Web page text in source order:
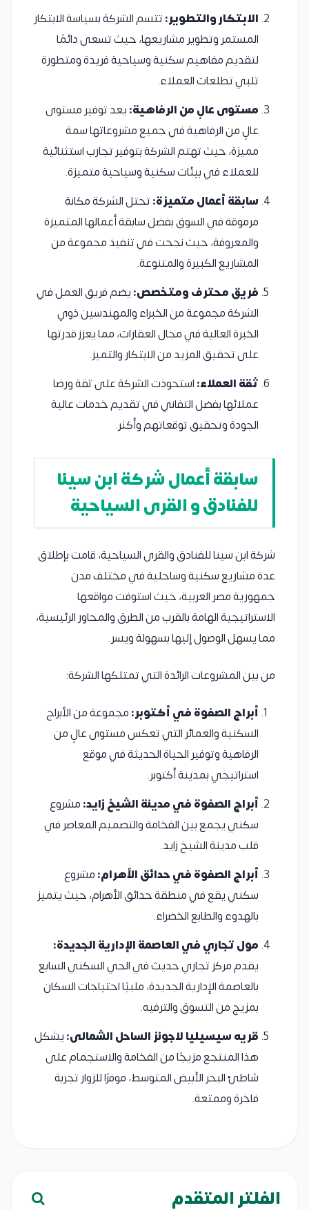
الابتكار والتطوير:تتسم الشركة بسياسة الابتكار
المستمر وتطوير مشاريعها، حيث تسعى دائمًا
لتقديم مفاهيم سكنية وسياحية فريدة ومتطورة
تلبي تطلعات العملاء.
مستوى عالٍ من الرفاهية:يعد توفير مستوى
عالٍ من الرفاهية في جميع مشروعاتها سمة
مميزة، حيث تهتم الشركة بتوفير تجارب استثنائية
للعملاء في بيئات سكنية وسياحية متميزة.
سابقة أعمال متميزة:تحتل الشركة مكانة
مرموقة في السوق بفضل سابقة أعمالها المتميزة
والمعروفة، حيث نجحت في تنفيذ مجموعة من
المشاريع الكبيرة والمتنوعة.
فريق محترف ومتخصص:يضم فريق العمل في
الشركة مجموعة من الخبراء والمهندسين ذوي
الخبرة العالية في مجال العقارات، مما يعزز قدرتها
على تحقيق المزيد من الابتكار والتميز.
ثقة العملاء:استحوذت الشركة على ثقة ورضا
عملائها بفضل التفاني في تقديم خدمات عالية
الجودة وتحقيق توقعاتهم وأكثر.
سابقة أعمال شركة ابن سينا
للفنادق و القرى السياحية
شركة ابن سينا للفنادق والقرى السياحية، قامت بإطلاق
عدة مشاريع سكنية وساحلية في مختلف مدن
جمهورية مصر العربية، حيث استوفت مواقعها
الاستراتيجية الهامة بالقرب من الطرق والمحاور الرئيسية،
مما يسهل الوصول إليها بسهولة ويسر.
من بين المشروعات الرائدة التي تمتلكها الشركة:
أبراج الصفوة في أكتوبر:مجموعة من الأبراج
السكنية والعمائر التي تعكس مستوى عالٍ من
الرفاهية وتوفير الحياة الحديثة في موقع
استراتيجي بمدينة أكتوبر.
أبراج الصفوة في مدينة الشيخ زايد:مشروع
سكني يجمع بين الفخامة والتصميم المعاصر في
قلب مدينة الشيخ زايد.
أبراج الصفوة في حدائق الأهرام:مشروع
سكني يقع في منطقة حدائق الأهرام، حيث يتميز
بالهدوء والطابع الخضراء.
مول تجاري في العاصمة الإدارية الجديدة:
يقدم مركز تجاري حديث في الحي السكني السابع
بالعاصمة الإدارية الجديدة، ملبيًا احتياجات السكان
بمزيج من التسوق والترفيه.
قريه سيسيليا لاجونز الساحل الشمالى:يشكل
هذا المنتجع مزيجًا من الفخامة والاستجمام على
شاطئ البحر الأبيض المتوسط، موفرًا للزوار تجربة
فاخرة وممتعة.
الفلتر المتقدم